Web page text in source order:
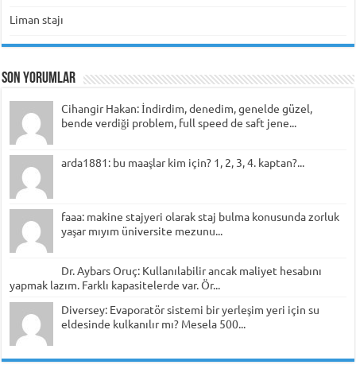
Liman stajı
Son Yorumlar
Cihangir Hakan: İndirdim, denedim, genelde güzel,
bende verdiği problem, full speed de saft jene...
arda1881: bu maaşlar kim için? 1, 2, 3, 4. kaptan?...
faaa: makine stajyeri olarak staj bulma konusunda zorluk
yaşar mıyım üniversite mezunu...
Dr. Aybars Oruç: Kullanılabilir ancak maliyet hesabını
yapmak lazım. Farklı kapasitelerde var. Ör...
Diversey: Evaporatör sistemi bir yerleşim yeri için su
eldesinde kulkanılır mı? Mesela 500...